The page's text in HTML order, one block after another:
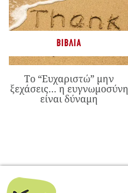
ΒΙΒΛΊΑ
Το “Ευχαριστώ” μην
ξεχάσεις… η ευγνωμοσύνη
είναι δύναμη